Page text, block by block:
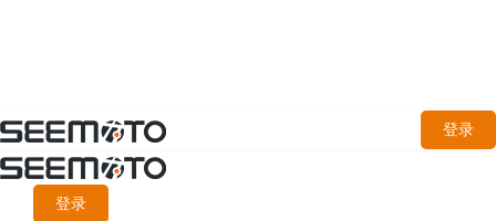
跳
至
登录
登录